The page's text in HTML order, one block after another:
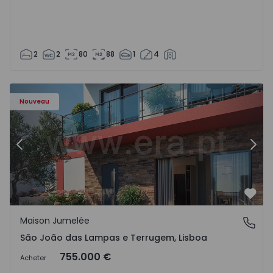
2 2 80 88 1 4
Nouveau
Précédent
São João das Lampas e Terrugem, Lisboa
Maison Jumelée
São João das Lampas e Terrugem, Lisboa
Acheter 755.000 €